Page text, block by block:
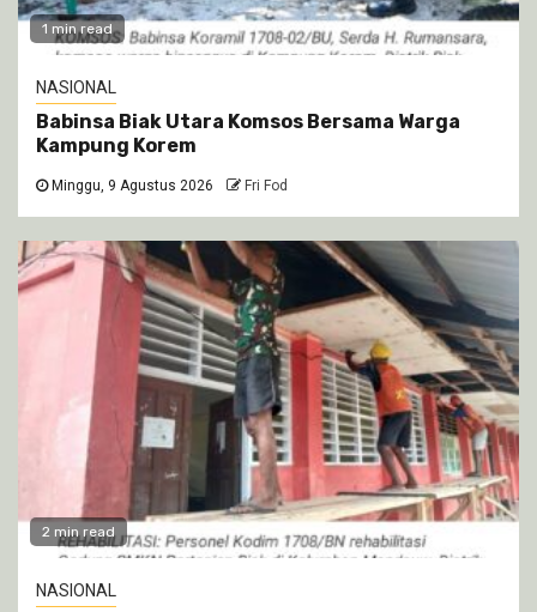
1 min read
NASIONAL
Babinsa Biak Utara Komsos Bersama Warga
Kampung Korem
Minggu, 9 Agustus 2026 Fri Fod
2 min read
NASIONAL